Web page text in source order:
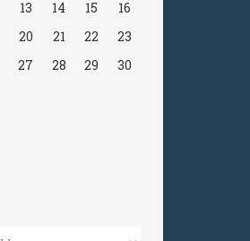
13 14 15
16
20 21 22
23
27 28 29
30